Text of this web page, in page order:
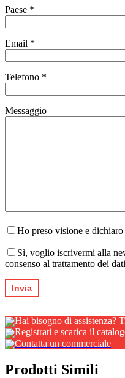
Paese *
Email *
Telefono *
Messaggio
Ho preso visione e dichiaro
Sì, voglio iscrivermi alla
consenso al trattamento dei
Hai bisogno di assistenza?
Registrati e scarica il
Contatta un commerciale
Prodotti Simili